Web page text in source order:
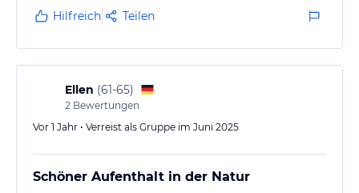
Die Endreinigung ist mit im Preis enthalten, genau
wie Handtücher und Bettwäsche - das ist ein Traum
und man kann den Urlaub bis zu letzten Minute
wirklich genießen.
Wir haben auch Ihre Mojo-Wochen sehr genossen.
Tolles Programm.
Hilfreich Teilen
Ellen (61-65)
2 Bewertungen
Vor 1 Jahr • Verreist als Gruppe im Juni 2025
Schöner Aufenthalt in der Natur